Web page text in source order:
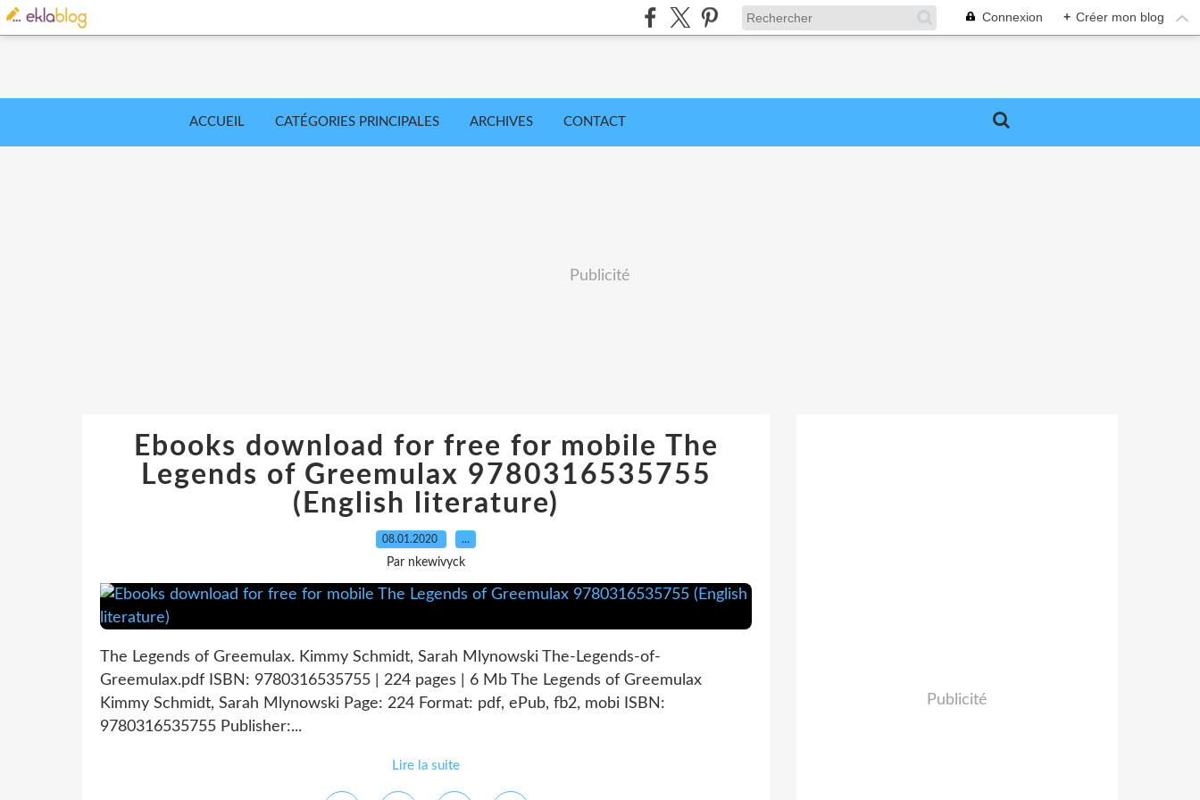
Connexion + Créer mon blog
ACCUEIL CATÉGORIES PRINCIPALES ARCHIVES CONTACT
Publicité
Ebooks download for free for mobile The
Legends of Greemulax 9780316535755
(English literature)
08.01.2020 …
Par nkewivyck
The Legends of Greemulax. Kimmy Schmidt, Sarah Mlynowski The-Legends-of-
Greemulax.pdf ISBN: 9780316535755 | 224 pages | 6 Mb The Legends of Greemulax
Kimmy Schmidt, Sarah Mlynowski Page: 224 Format: pdf, ePub, fb2, mobi ISBN:
9780316535755 Publisher:...
Lire la suite
Publicité